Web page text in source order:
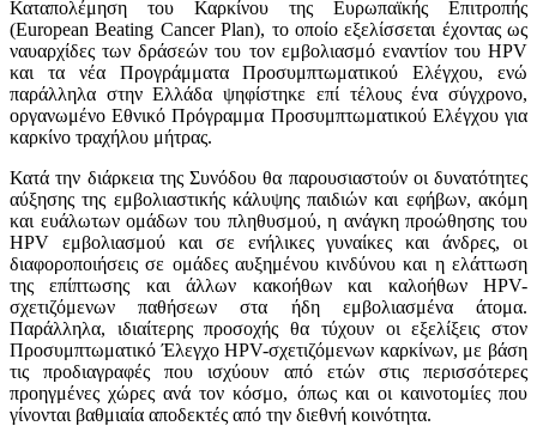
Καταπολέμηση του Καρκίνου της Ευρωπαϊκής Επιτροπής
(Εuropean Βeating Cancer Plan), το οποίο εξελίσσεται έχοντας ως
ναυαρχίδες των δράσεών του τον εμβολιασμό εναντίον του HPV
και τα νέα Προγράμματα Προσυμπτωματικού Ελέγχου, ενώ
παράλληλα στην Ελλάδα ψηφίστηκε επί τέλους ένα σύγχρονο,
οργανωμένο Εθνικό Πρόγραμμα Προσυμπτωματικού Ελέγχου για
καρκίνο τραχήλου μήτρας.
Κατά την διάρκεια της Συνόδου θα παρουσιαστούν οι δυνατότητες
αύξησης της εμβολιαστικής κάλυψης παιδιών και εφήβων, ακόμη
και ευάλωτων ομάδων του πληθυσμού, η ανάγκη προώθησης του
HPV εμβολιασμού και σε ενήλικες γυναίκες και άνδρες, οι
διαφοροποιήσεις σε ομάδες αυξημένου κινδύνου και η ελάττωση
της επίπτωσης και άλλων κακοήθων και καλοήθων HPV-
σχετιζόμενων παθήσεων στα ήδη εμβολιασμένα άτομα.
Παράλληλα, ιδιαίτερης προσοχής θα τύχουν οι εξελίξεις στον
Προσυμπτωματικό Έλεγχο HPV-σχετιζόμενων καρκίνων, με βάση
τις προδιαγραφές που ισχύουν από ετών στις περισσότερες
προηγμένες χώρες ανά τον κόσμο, όπως και οι καινοτομίες που
γίνονται βαθμιαία αποδεκτές από την διεθνή κοινότητα.